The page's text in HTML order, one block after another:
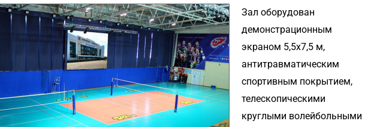
Зал оборудован
демонстрационным
экраном 5,5х7,5 м,
антитравматическим
спортивным покрытием,
телескопическими
круглыми волейбольными